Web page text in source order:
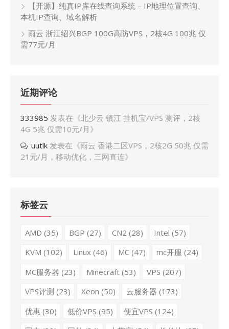
【开源】纯真IP库在线查询系统 – IP地理位置查询、
本机IP查询、域名解析
雨云 浙江绍兴BGP 100G高防VPS，2核4G 100兆 仅
需77元/月
近期评论
333985 发表在《北少云 镇江 挂机宝/VPS 测评，2核
4G 5兆 仅需10元/月 》
uutlk 发表在《雨云 香港二区VPS，2核2G 50兆 仅需
21元/月，移动优化，三网直连》
标签云
AMD (35) BGP (27) CN2 (28) Intel (57)
KVM (102) Linux(46) MC(47) mc开服 (24)
MC服务器 (23) Minecraft(53) VPS (207)
VPS评测 (23) Xeon (50) 云服务器 (173)
优惠(30) 低价VPS (95) 便宜VPS (124)